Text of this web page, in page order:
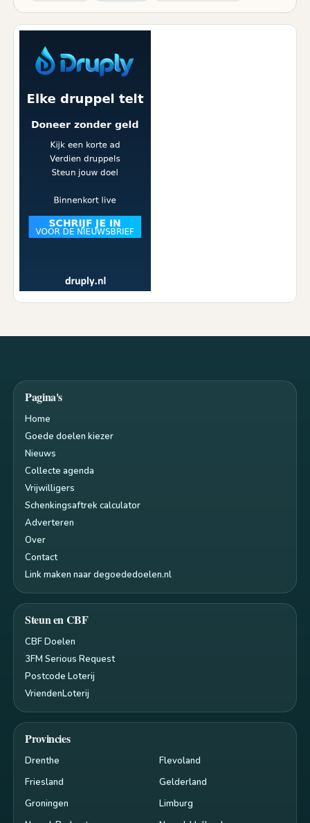
Pagina's
Home
Goede doelen kiezer
Nieuws
Collecte agenda
Vrijwilligers
Schenkingsaftrek calculator
Adverteren
Over
Contact
Link maken naar degoededoelen.nl
Steun en CBF
CBF Doelen
3FM Serious Request
Postcode Loterij
VriendenLoterij
Provincies
Drenthe
Flevoland
Friesland
Gelderland
Groningen
Limburg